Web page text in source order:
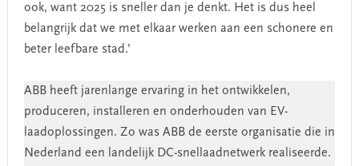
ook, want 2025 is sneller dan je denkt. Het is dus heel
belangrijk dat we met elkaar werken aan een schonere en
beter leefbare stad.’
ABB heeft jarenlange ervaring in het ontwikkelen,
produceren, installeren en onderhouden van EV-
laadoplossingen. Zo was ABB de eerste organisatie die in
Nederland een landelijk DC-snellaadnetwerk realiseerde.